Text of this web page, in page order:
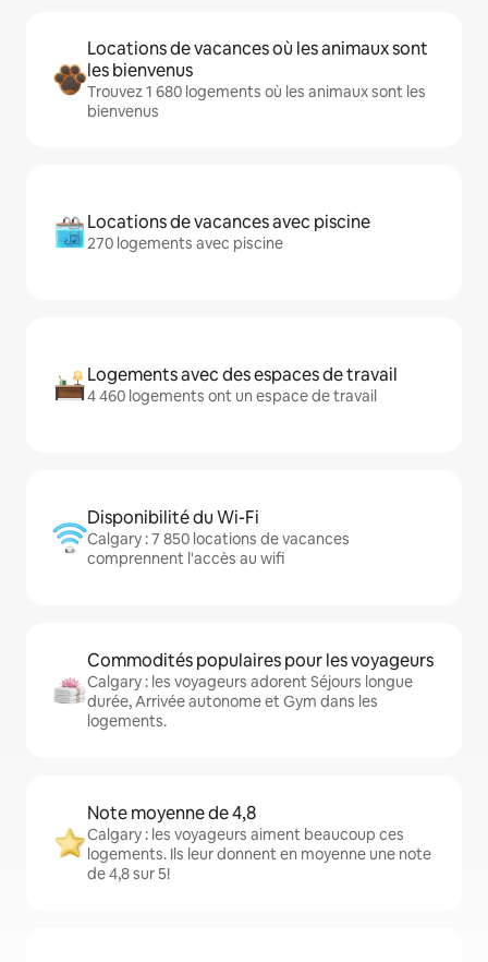
Locations de vacances où les animaux sont
les bienvenus
Trouvez 1 680 logements où les animaux sont les
bienvenus
Locations de vacances avec piscine
270 logements avec piscine
Logements avec des espaces de travail
4 460 logements ont un espace de travail
Disponibilité du Wi-Fi
Calgary : 7 850 locations de vacances
comprennent l'accès au wifi
Commodités populaires pour les voyageurs
Calgary : les voyageurs adorent Séjours longue
durée, Arrivée autonome et Gym dans les
logements.
Note moyenne de 4,8
Calgary : les voyageurs aiment beaucoup ces
logements. Ils leur donnent en moyenne une note
de 4,8 sur 5!